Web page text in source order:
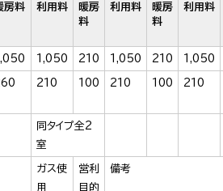
房料 利用料
暖房
料
利用料
暖房
料
利用料
1,050 210 1,050 210 1,050
210 100 210 100 210
同タイプ全2
室
ガス使
用
営利
目的
備考